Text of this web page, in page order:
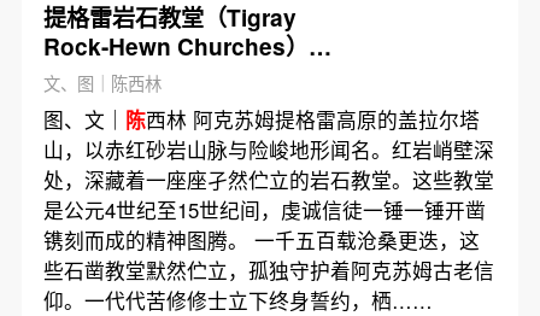
提格雷岩石教堂（Tigray
Rock-Hewn Churches）
—— 苦修者的一诺一
驿
文、图｜陈西林
图、文｜ 陈西林 阿克苏姆提格雷高原的盖拉尔塔
山，以赤红砂岩山脉与险峻地形闻名。红岩峭壁深
处，深藏着一座座孑然伫立的岩石教堂。这些教堂
是公元4世纪至15世纪间，虔诚信徒一锤一锤开凿
镌刻而成的精神图腾。 一千五百载沧桑更迭，这
些石凿教堂默然伫立，孤独守护着阿克苏姆古老信
仰。一代代苦修修士立下终身誓约，栖……